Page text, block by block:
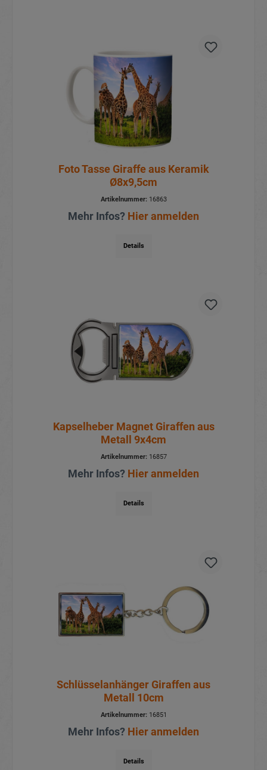
Foto Tasse Giraffe aus Keramik
Ø8x9,5cm
Artikelnummer:16863
Mehr Infos? Hier anmelden
Details
Kapselheber Magnet Giraffen aus
Metall 9x4cm
Artikelnummer:16857
Mehr Infos? Hier anmelden
Details
Schlüsselanhänger Giraffen aus
Metall 10cm
Artikelnummer:16851
Mehr Infos? Hier anmelden
Details